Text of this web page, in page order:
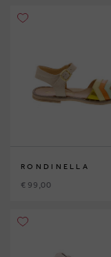
RONDINELLA
€ 99,00